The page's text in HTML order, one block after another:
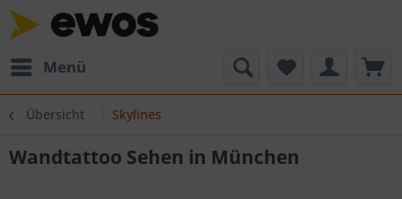
Menü
Übersicht Skylines
Wandtattoo Sehen in München